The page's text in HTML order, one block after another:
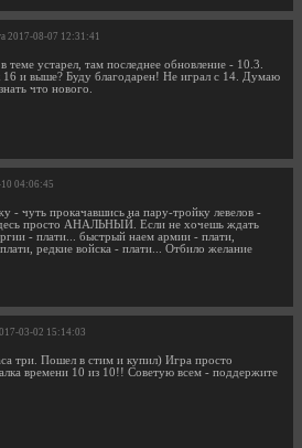
2017-08-07 12:31:41
теме устарел, там последнее обновление - 10.3.
16 и выше? Буду благодарен! Не играл с 14. Думаю
что нового.
10 04:06:45
- чуть прокачавшись на пару-тройку левелов -
просто АНАЛЬНЫЙ. Если не хочешь ждать
- плати... быстрый наем армии - плати,
редкие войска - плати... Отбило желание
03-02 15:14:03
три. Пошел в стим и купил) Игра просто
времени 10 из 10!! Советую всем - поддержите